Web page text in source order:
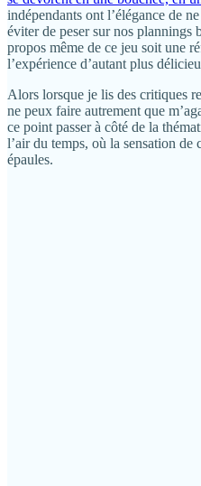
indépendants ont l’élégance de
éviter de peser sur nos plannings
propos même de ce jeu soit une
l’expérience d’autant plus
Alors lorsque je lis des critiques
ne peux faire autrement que
ce point passer à côté de la
l’air du temps, où la sensation de
épaules.